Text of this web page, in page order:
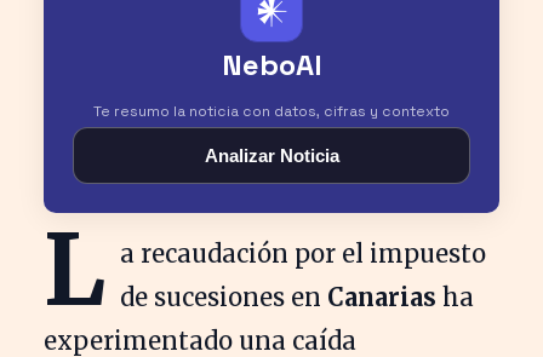
𒀭
NeboAI
Te resumo la noticia con datos, cifras y contexto
Analizar Noticia
L a recaudación por el impuesto
de sucesiones en Canarias ha
experimentado una caída